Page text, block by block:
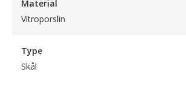
Material
Vitroporslin
Type
Skål